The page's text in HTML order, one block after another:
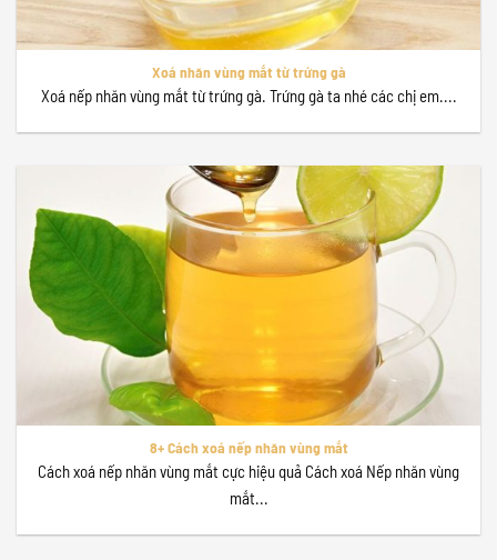
Xoá nhăn vùng mắt từ trứng gà
Xoá nếp nhăn vùng mắt từ trứng gà. Trứng gà ta nhé các chị em....
8+ Cách xoá nếp nhăn vùng mắt
Cách xoá nếp nhăn vùng mắt cực hiệu quả Cách xoá Nếp nhăn vùng
mắt...